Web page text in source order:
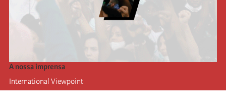
A nossa imprensa
International Viewpoint